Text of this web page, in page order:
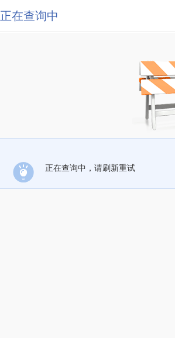
正在查询中
正在查询中，请刷新重试